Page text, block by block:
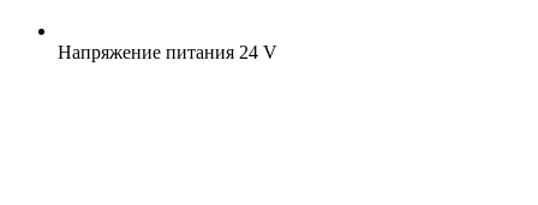
Напряжение питания 24 V